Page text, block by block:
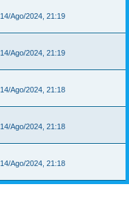
14/Ago/2024, 21:19
14/Ago/2024, 21:19
14/Ago/2024, 21:18
14/Ago/2024, 21:18
14/Ago/2024, 21:18